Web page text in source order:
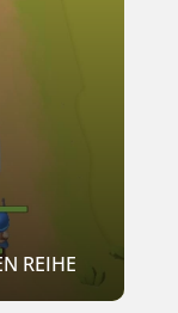
REIHE